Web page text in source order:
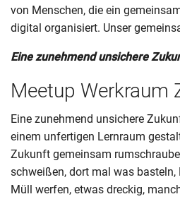
von Menschen, die ein
digital organisiert. Unser
Eine zunehmend unsichere
Meetup Werkraum
Eine zunehmend unsichere
einem unfertigen Lernraum
Zukunft gemeinsam
schweißen, dort mal was basteln,
Müll werfen, etwas dreckig,